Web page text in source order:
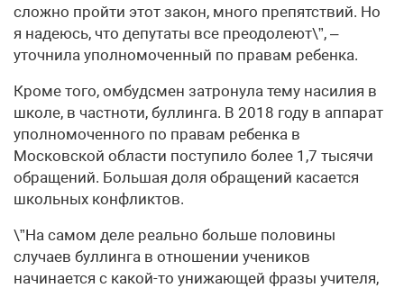
сложно пройти этот закон, много препятствий. Но
я надеюсь, что депутаты все преодолеют\”, –
уточнила уполномоченный по правам ребенка.
Кроме того, омбудсмен затронула тему насилия в
школе, в частноти, буллинга. В 2018 году в аппарат
уполномоченного по правам ребенка в
Московской области поступило более 1,7 тысячи
обращений. Большая доля обращений касается
школьных конфликтов.
\”На самом деле реально больше половины
случаев буллинга в отношении учеников
начинается с какой-то унижающей фразы учителя,